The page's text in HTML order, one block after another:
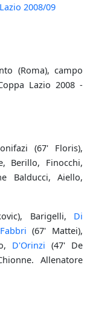
2008/09
(Roma), campo
Lazio 2008 -
(67' Floris),
Berillo, Finocchi,
Balducci, Aiello,
Barigelli, Di
Fabbri (67' Mattei),
D'Orinzi (47' De
Allenatore